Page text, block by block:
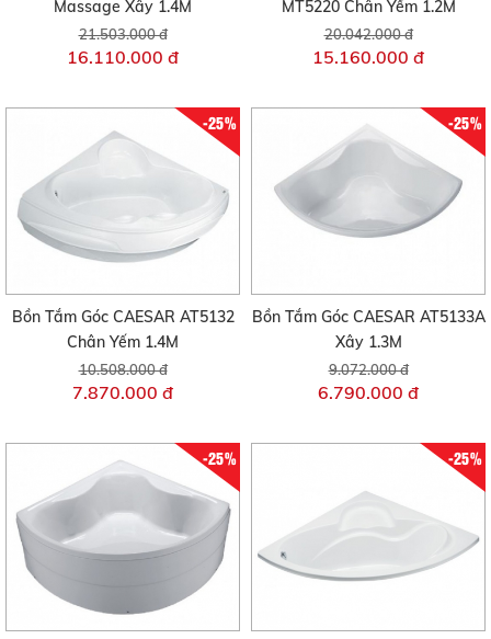
Massage Xây 1.4M
21.503.000 đ
16.110.000 đ
MT5220 Chân Yếm 1.2M
20.042.000 đ
15.160.000 đ
-25%
Bồn Tắm Góc CAESAR AT5132
Chân Yếm 1.4M
10.508.000 đ
7.870.000 đ
-25%
Bồn Tắm Góc CAESAR AT5133A
Xây 1.3M
9.072.000 đ
6.790.000 đ
-25% -25%